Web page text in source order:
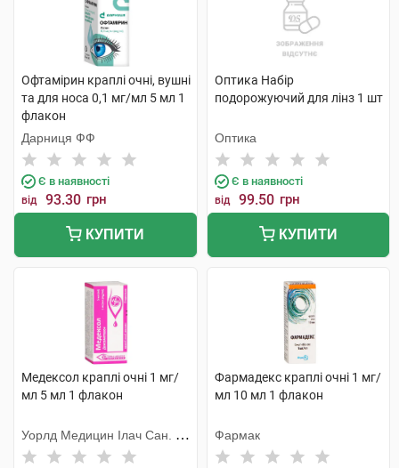
Офтамірин краплі очні, вушні
та для носа 0,1 мг/мл 5 мл 1
флакон
Дарниця ФФ
Є в наявності
від 93.30 грн
КУПИТИ
Оптика Набір
подорожуючий для лінз 1 шт
Оптика
Є в наявності
від 99.50 грн
КУПИТИ
Медексол краплі очні 1 мг/
мл 5 мл 1 флакон
Уорлд Медицин Ілач Сан. Ве
Тідж
Фармадекс краплі очні 1 мг/
мл 10 мл 1 флакон
Фармак